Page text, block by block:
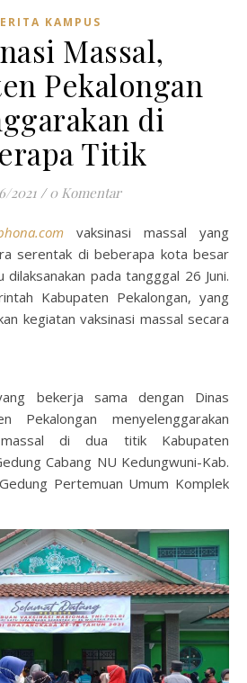
KAMPUS
Massal,
Pekalongan
di
Titik
2021 / 0 Komentar
vaksinasi massal yang
serentak di beberapa kota besar
pada tangggal 26 Juni.
Kabupaten Pekalongan, yang
kegiatan vaksinasi massal secara
bekerja sama dengan Dinas
Pekalongan menyelenggarakan
di dua titik Kabupaten
Cabang NU Kedungwuni-Kab.
Pertemuan Umum Komplek